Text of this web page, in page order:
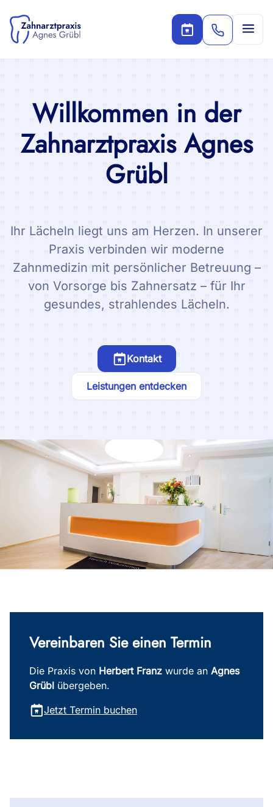
Willkommen in der
Zahnarztpraxis Agnes
Grübl
Ihr Lächeln liegt uns am Herzen. In unserer
Praxis verbinden wir moderne
Zahnmedizin mit persönlicher Betreuung –
von Vorsorge bis Zahnersatz – für Ihr
gesundes, strahlendes Lächeln.
Kontakt
Leistungen entdecken
Vereinbaren Sie einen Termin
Die Praxis von Herbert Franz wurde an Agnes
Grübl übergeben.
Jetzt Termin buchen